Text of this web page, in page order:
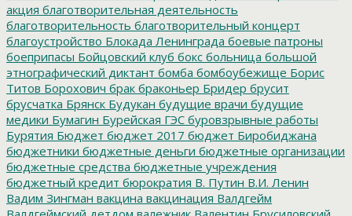
акция благотворительная деятельность
благотворительность благотворительный концерт
благоустройство Блокада Ленинграда боевые патроны
боеприпасы Бойцовский клуб бокс больница большой
этнографический диктант бомба бомбоубежище Борис
Титов Борохович брак браконьер Бридер брусит
брусчатка Брянск Будукан будущие врачи будущие
медики Бумагин Бурейская ГЭС буровзрывные работы
Бурятия Бюджет бюджет 2017 бюджет Биробиджана
бюджетники бюджетные деньги бюджетные организации
бюджетные средства бюджетные учреждения
бюджетный кредит бюрократия В. Путин В.И. Ленин
Вадим Зингман вакцина вакцинация Валдгейм